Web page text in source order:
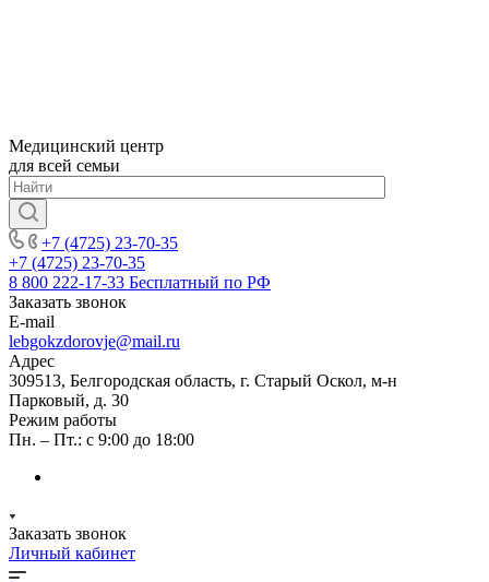
Медицинский центр
для всей семьи
+7 (4725) 23-70-35
+7 (4725) 23-70-35
8 800 222-17-33 Бесплатный по РФ
Заказать звонок
E-mail
lebgokzdorovje@mail.ru
Адрес
309513, Белгородская область, г. Старый Оскол, м-н
Парковый, д. 30
Режим работы
Пн. – Пт.: с 9:00 до 18:00
Заказать звонок
Личный кабинет